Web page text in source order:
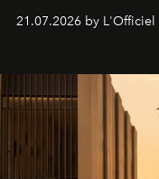
londonien et
21.07.2026 by L'Officiel